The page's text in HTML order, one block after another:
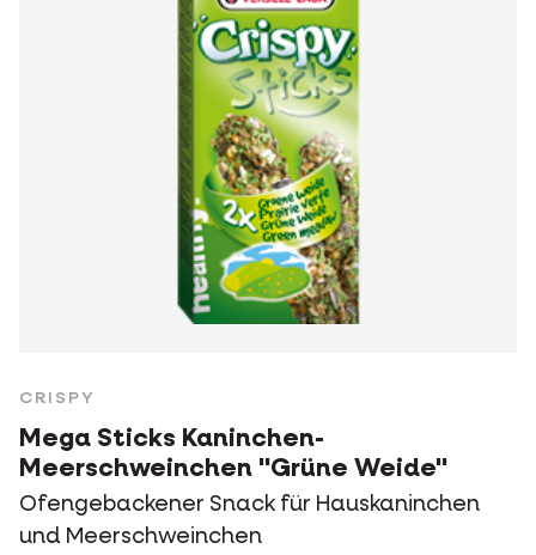
CRISPY
Mega Sticks Kaninchen-
Meerschweinchen "Grüne Weide"
Ofengebackener Snack für Hauskaninchen
und Meerschweinchen